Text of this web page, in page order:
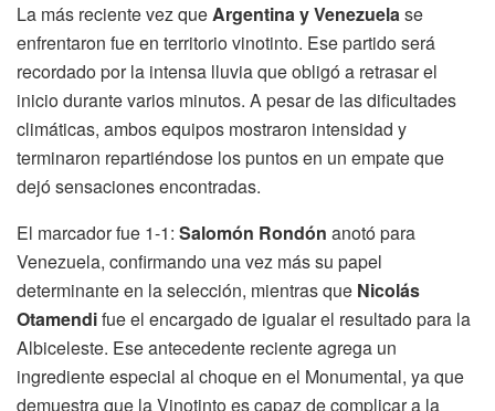
La más reciente vez queArgentina y Venezuelase
enfrentaron fue en territorio vinotinto. Ese partido será
recordado por la intensa lluvia que obligó a retrasar el
inicio durante varios minutos. A pesar de las dificultades
climáticas, ambos equipos mostraron intensidad y
terminaron repartiéndose los puntos en un empate que
dejó sensaciones encontradas.
El marcador fue 1-1: Salomón Rondón anotó para
Venezuela, confirmando una vez más su papel
determinante en la selección, mientras que Nicolás
Otamendifue el encargado de igualar el resultado para la
Albiceleste. Ese antecedente reciente agrega un
ingrediente especial al choque en el Monumental, ya que
demuestra que la Vinotinto es capaz de complicar a la